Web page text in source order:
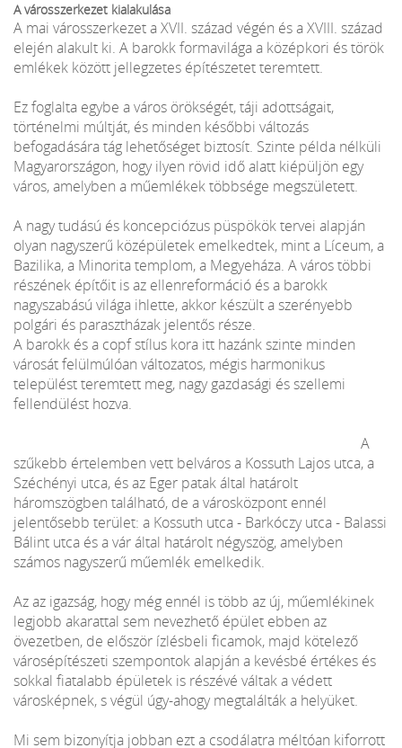
A városszerkezet kialakulása
A mai városszerkezet a XVII. század végén és a XVIII. század
elején alakult ki. A barokk formavilága a középkori és török
emlékek között jellegzetes építészetet teremtett.
Ez foglalta egybe a város örökségét, táji adottságait,
történelmi múltját, és minden későbbi változás
befogadására tág lehetőséget biztosít. Szinte példa nélküli
Magyarországon, hogy ilyen rövid idő alatt kiépüljön egy
város, amelyben a műemlékek többsége megszületett.
A nagy tudású és koncepciózus püspökök tervei alapján
olyan nagyszerű középületek emelkedtek, mint a Líceum, a
Bazilika, a Minorita templom, a Megyeháza. A város többi
részének építőit is az ellenreformáció és a barokk
nagyszabású világa ihlette, akkor készült a szerényebb
polgári és parasztházak jelentős része.
A barokk és a copf stílus kora itt hazánk szinte minden
városát felülmúlóan változatos, mégis harmonikus
települést teremtett meg, nagy gazdasági és szellemi
fellendülést hozva.
A
szűkebb értelemben vett belváros a Kossuth Lajos utca, a
Széchényi utca, és az Eger patak által határolt
háromszögben található, de a városközpont ennél
jelentősebb terület: a Kossuth utca - Barkóczy utca - Balassi
Bálint utca és a vár által határolt négyszög, amelyben
számos nagyszerű műemlék emelkedik.
Az az igazság, hogy még ennél is több az új, műemlékinek
legjobb akarattal sem nevezhető épület ebben az
övezetben, de először ízlésbeli ficamok, majd kötelező
városépítészeti szempontok alapján a kevésbé értékes és
sokkal fiatalabb épületek is részévé váltak a védett
városképnek, s végül úgy-ahogy megtalálták a helyüket.
Mi sem bizonyítja jobban ezt a csodálatra méltóan kiforrott